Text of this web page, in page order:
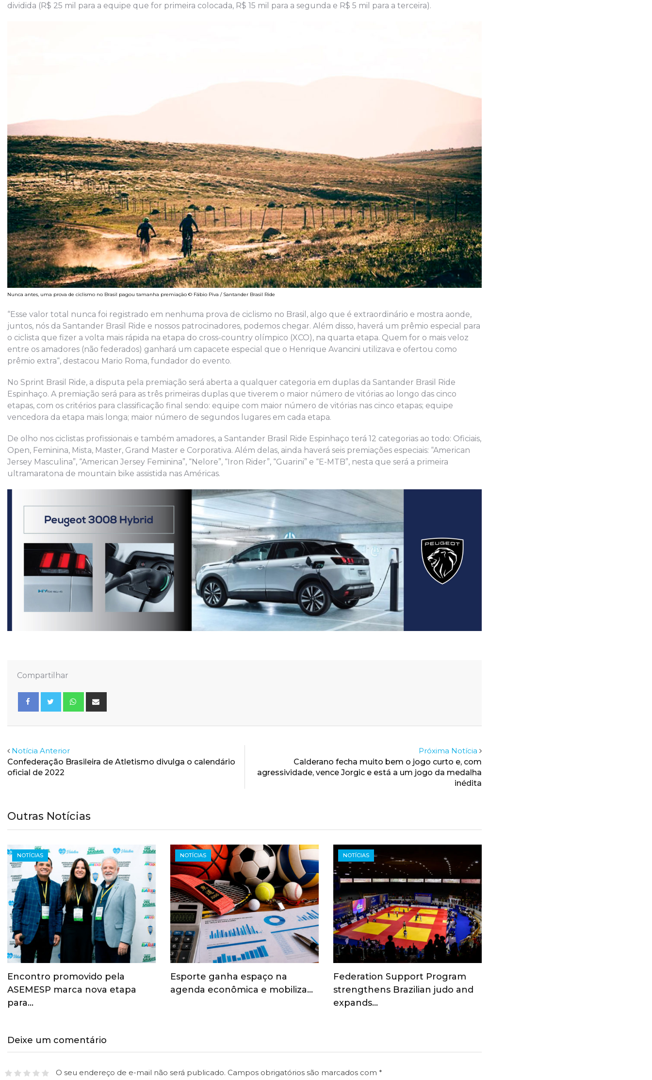
dividida (R$ 25 mil para a equipe que for primeira colocada, R$ 15 mil para a segunda e R$ 5 mil para a terceira).
Nunca antes, uma prova de ciclismo no Brasil pagou tamanha premiação © Fábio Piva / Santander Brasil Ride
“Esse valor total nunca foi registrado em nenhuma prova de ciclismo no Brasil, algo que é extraordinário e mostra aonde,
juntos, nós da Santander Brasil Ride e nossos patrocinadores, podemos chegar. Além disso, haverá um prêmio especial para
o ciclista que fizer a volta mais rápida na etapa do cross-country olímpico (XCO), na quarta etapa. Quem for o mais veloz
entre os amadores (não federados) ganhará um capacete especial que o Henrique Avancini utilizava e ofertou como
prêmio extra“, destacou Mario Roma, fundador do evento.
No Sprint Brasil Ride, a disputa pela premiação será aberta a qualquer categoria em duplas da Santander Brasil Ride
Espinhaço. A premiação será para as três primeiras duplas que tiverem o maior número de vitórias ao longo das cinco
etapas, com os critérios para classificação final sendo: equipe com maior número de vitórias nas cinco etapas; equipe
vencedora da etapa mais longa; maior número de segundos lugares em cada etapa.
De olho nos ciclistas profissionais e também amadores, a Santander Brasil Ride Espinhaço terá 12 categorias ao todo: Oficiais,
Open, Feminina, Mista, Master, Grand Master e Corporativa. Além delas, ainda haverá seis premiações especiais: “American
Jersey Masculina”, “American Jersey Feminina”, “Nelore”, “Iron Rider”, “Guarini” e “E-MTB”, nesta que será a primeira
ultramaratona de mountain bike assistida nas Américas.
Compartilhar
Whatsapp
Notícia Anterior
Confederação Brasileira de Atletismo divulga o calendário
oficial de 2022
Próxima Notícia
Calderano fecha muito bem o jogo curto e, com
agressividade, vence Jorgic e está a um jogo da medalha
inédita
Outras Notícias
NOTÍCIAS
Encontro promovido pela
ASEMESP marca nova etapa
para…
NOTÍCIAS
Esporte ganha espaço na
agenda econômica e mobiliza…
NOTÍCIAS
Federation Support Program
strengthens Brazilian judo and
expands…
Deixe um comentário
O seu endereço de e-mail não será publicado. Campos obrigatórios são marcados com *